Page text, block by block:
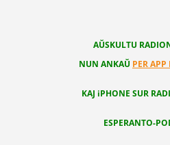
AŬSKULTU
NUN ANKAŬ PER
KAJ iPHONE SUR
ESPERANTO-